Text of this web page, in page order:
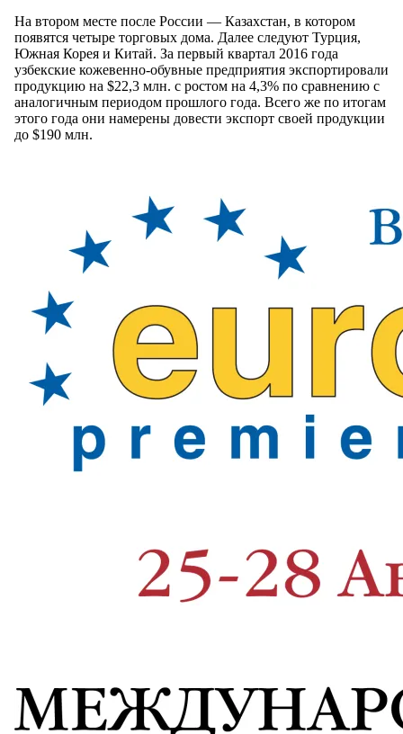
На втором месте после России — Казахстан, в котором
появятся четыре торговых дома. Далее следуют Турция,
Южная Корея и Китай. За первый квартал 2016 года
узбекские кожевенно-обувные предприятия экспортировали
продукцию на $22,3 млн. с ростом на 4,3% по сравнению с
аналогичным периодом прошлого года. Всего же по итогам
этого года они намерены довести экспорт своей продукции
до $190 млн.